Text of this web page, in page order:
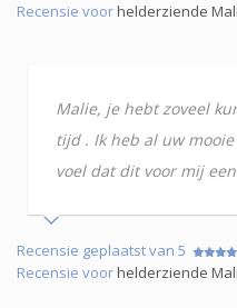
Recensie voorhelderziende
Malie, je hebt zoveel
tijd . Ik heb al uw
voel dat dit voor mij
Recensie geplaatst van 5
Recensie voorhelderziende